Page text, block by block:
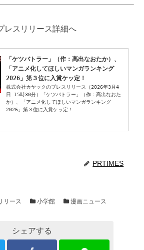
「ケツバトラー」（作：高出なおたか）、
「アニメ化してほしいマンガランキング
2026」第３位に入賞ケッ定！
株式会社カヤックのプレスリリース（2026年3月4
日 15時30分）「ケツバトラー」（作：高出なおた
か）、「アニメ化してほしいマンガランキング
2026」第３位に入賞ケッ定！
PRTIMES
リース 小学館 漫画ニュース
シェアする